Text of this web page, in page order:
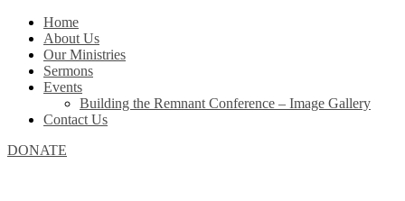
Home
About Us
Our Ministries
Sermons
Events
Building the Remnant Conference – Image Gallery
Contact Us
DONATE